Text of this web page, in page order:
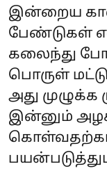
இன்றைய
பேண்டுகள்
கலைந்து
பொருள்
அது
இன்னும்